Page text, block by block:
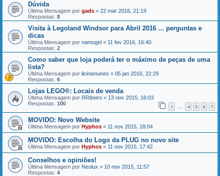
Dúvida
Última Mensagem por gads « 22 mar 2016, 21:19
Respostas: 8
Visita à Legoland Windsor para Abril 2016 ... perguntas e
dicas
Última Mensagem por namogel « 11 fev 2016, 16:40
Respostas: 2
Como saber que loja poderá ter o máximo de peças de uma
lista?
Última Mensagem por licinionunes « 05 jan 2016, 22:29
Respostas: 6
Lojas LEGO®: Locais de venda
Última Mensagem por RRibeiro « 13 nov 2015, 16:03
Respostas: 100 1 ... 4 5 6 7
MOVIDO: Novo Website
Última Mensagem por Hyphos « 11 nov 2015, 18:04
MOVIDO: Escolha do Logo da PLUG no novo site
Última Mensagem por Hyphos « 11 nov 2015, 17:42
Conselhos e opiniões!
Última Mensagem por Neolux « 10 nov 2015, 11:57
Respostas: 4